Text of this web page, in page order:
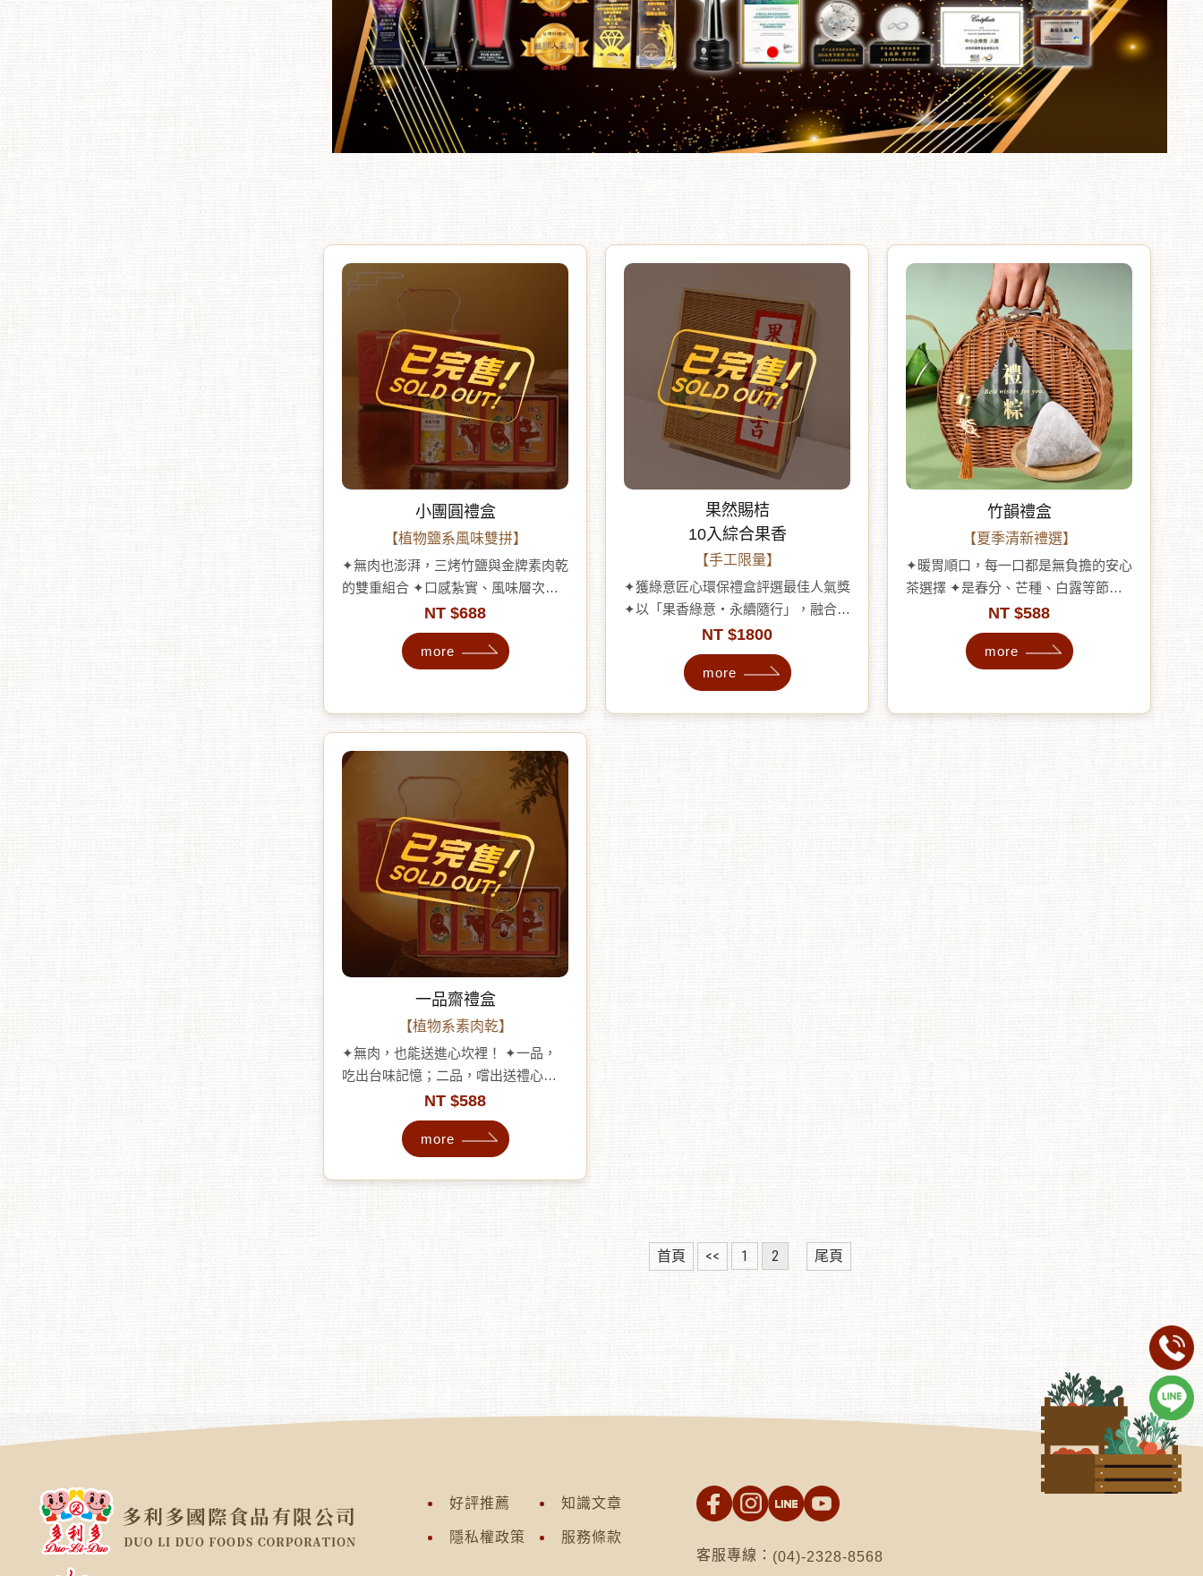
小團圓禮盒
【植物鹽系風味雙拼】
✦無肉也澎湃，三烤竹鹽與金牌素肉乾
的雙重組合 ✦口感紮實、風味層次豐
富，從春日清爽到冬日溫潤皆宜 ✦潔
淨平安，專為「春節拜年、清明供
品、中秋團圓、冬至溫補」所設計
NT $688
more
果然賜桔
10入綜合果香
【手工限量】
✦獲綠意匠心環保禮盒評選最佳人氣獎
✦以「果香綠意・永續隨行」，融合環
保美學與在地風味。 ✦嚴選台南愛文
芒果、關廟金鑽鳳梨、高雄紅心芭樂
與台灣香蕉，72小時低溫烘焙，無添
提把，呼應台灣竹工藝與傳統送禮文
NT $1800
more
竹韻禮盒
【夏季清新禮選】
✦暖胃順口，每一口都是無負擔的安心
茶選擇 ✦是春分、芒種、白露等節氣
養生茶推薦選擇 ✦適合餐後飲用、辦
公室沖泡、冰熱皆宜，全家大小皆可
安心飲用 ✦精美獨立包裝，常溫保
NT $588
more
一品齋禮盒
【植物系素肉乾】
✦無肉，也能送進心坎裡！ ✦一品，
吃出台味記憶；二品，嚐出送禮心
意；三品，體會無肉亦豐的生活哲學
✦嚴選植物蛋白，無動物性成分與香
料，食得安心也送得大方 ✦經典風
與輕食族的理想日常選擇 ✦適合中秋
善贈禮等多種送禮時刻 ✦禮盒設計質
NT $588
more
首頁 << 1 2 尾頁
好評推薦 知識文章
隱私權政策
服務條款
客服專線： (04)-2328-8568